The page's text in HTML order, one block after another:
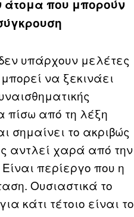
άτομα που μπορούν
υπάρχουν μελέτες
να ξεκινάει
πίσω από τη λέξη
σημαίνει το ακριβώς
αντλεί χαρά από την
περίεργο που η
Ουσιαστικά το
κάτι τέτοιο είναι το